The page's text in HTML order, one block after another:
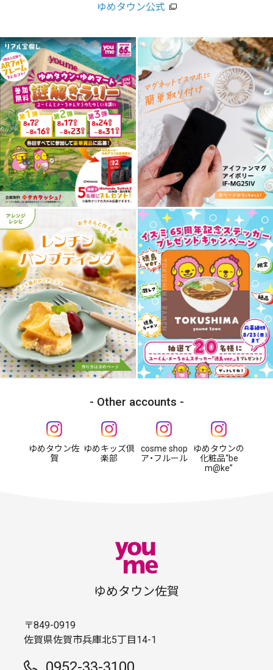
ゆめタウン公式
Other accounts
ゆめタウン佐
賀
ゆめキッズ倶
楽部
cosme shop
ア・フルール
ゆめタウンの
化粧品“be
m@ke”
ゆめタウン佐賀
〒849-0919
佐賀県佐賀市兵庫北5丁目14-1